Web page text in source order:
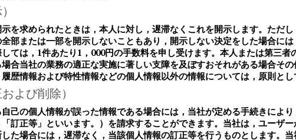
を求められたときは，本人に対し，遅滞なくこれを開示します。ただ
部または一部を開示しないこともあり，開示しない決定をした場合に
ては，1件あたり1，000円の手数料を申し受けます。本人または第三者
合当社の業務の適正な実施に著しい支障を及ぼすおそれがある場合そ
歴情報および特性情報などの個人情報以外の情報については，原則とし
よび削除）
己の個人情報が誤った情報である場合には，当社が定める手続きによ
訂正等」といいます。）を請求することができます。当社は，ユーザ
た場合には，遅滞なく，当該個人情報の訂正等を行うものとします。